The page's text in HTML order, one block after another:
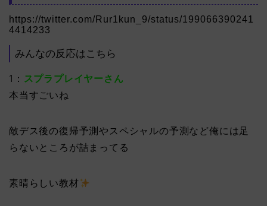
https://twitter.com/Rur1kun_9/status/199066390241
4414233
みんなの反応はこちら
1： スプラプレイヤーさん
本当すごいね
敵デス後の復帰予測やスペシャルの予測など俺には足
らないところが詰まってる
素晴らしい教材